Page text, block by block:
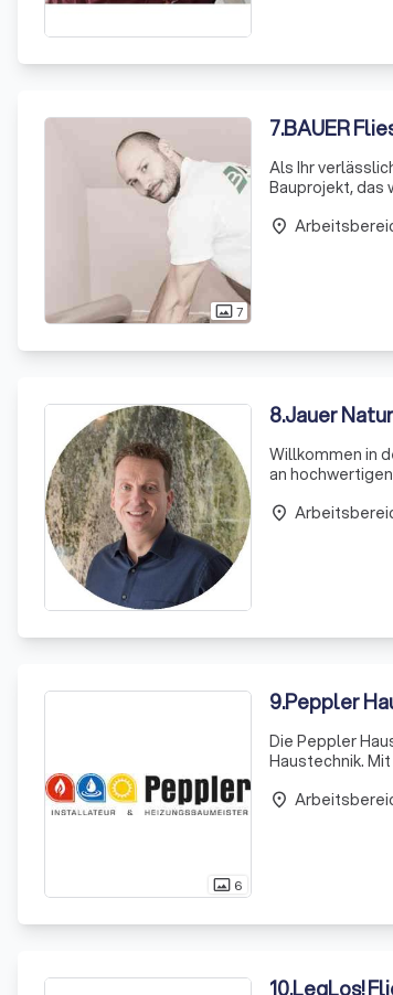
photo_size_select_actual7
7.BAUER
Als Ihr
Bauprojekt, das
Mehrfamilienh
place
8.Jauer
Willkommen in
an
place
photo_size_select_actual 6
9.Peppler
Die Peppler
Haustechnik.
liegt a
place
10.LegLos!